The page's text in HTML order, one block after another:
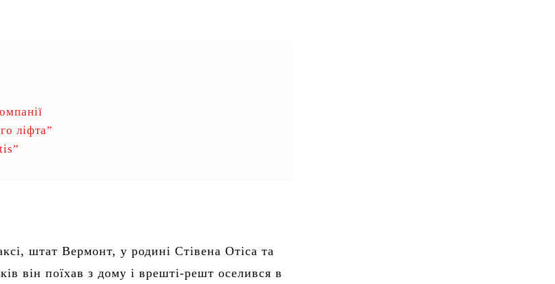
ліфта”
штат Вермонт, у родині Стівена Отіса та
він поїхав з дому і врешті-решт оселився в